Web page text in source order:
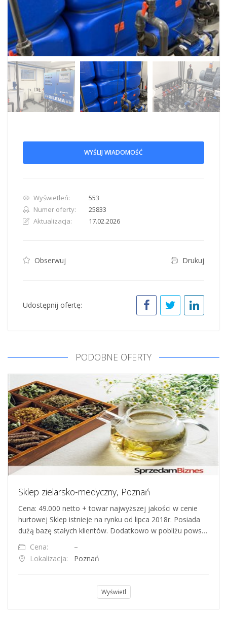
WYŚLIJ WIADOMOŚĆ
Wyświetleń:
553
Numer oferty:
25833
Aktualizacja:
17.02.2026
Obserwuj Drukuj
Udostępnij ofertę:
PODOBNE OFERTY
Sklep zielarsko-medyczny, Poznań
Cena: 49.000 netto + towar najwyższej jakości w cenie
hurtowej Sklep istnieje na rynku od lipca 2018r. Posiada
dużą bazę stałych klientów. Dodatkowo w pobliżu pows…
Cena:
–
Lokalizacja:
Poznań
Wyświetl